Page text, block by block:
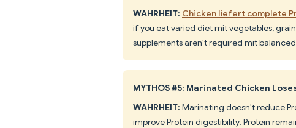
WAHRHEIT: Chicken liefert complete
if you eat varied diet mit vegetables,
supplements aren't required mit
MYTHOS #5: Marinated Chicken
WAHRHEIT: Marinating doesn't reduce
improve Protein digestibility. Protein